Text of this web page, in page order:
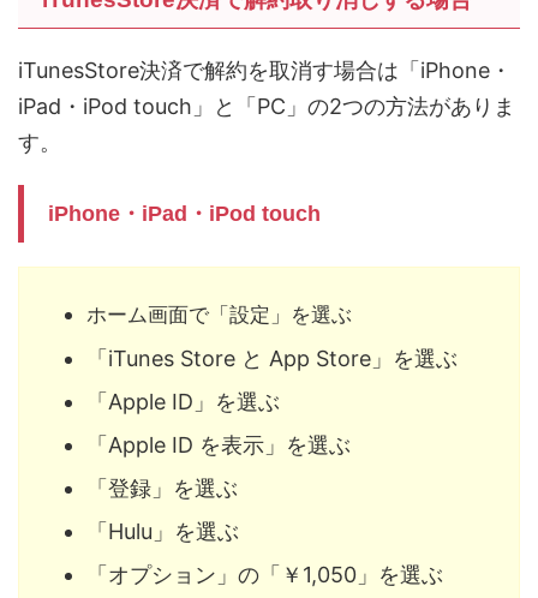
iTunesStore決済で解約を取消す場合は「iPhone・
iPad・iPod touch」と「PC」の2つの方法がありま
す。
iPhone・iPad・iPod touch
ホーム画面で「設定」を選ぶ
「iTunes Store と App Store」を選ぶ
「Apple ID」を選ぶ
「Apple ID を表示」を選ぶ
「登録」を選ぶ
「Hulu」を選ぶ
「オプション」の「￥1,050」を選ぶ